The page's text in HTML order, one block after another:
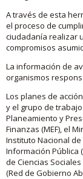
A través de esta
el proceso de
ciudadanía realizar
compromisos
La información de
organismos
Los planes de
y el grupo de
Planeamiento y
Finanzas (MEF), el
Instituto Nacional de
Información Pública
de Ciencias
(Red de Gobierno